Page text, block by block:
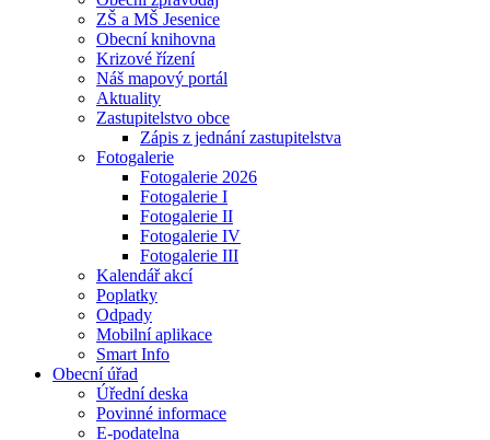
ZŠ a MŠ Jesenice
Obecní knihovna
Krizové řízení
Náš mapový portál
Aktuality
Zastupitelstvo obce
Zápis z jednání zastupitelstva
Fotogalerie
Fotogalerie 2026
Fotogalerie I
Fotogalerie II
Fotogalerie IV
Fotogalerie III
Kalendář akcí
Poplatky
Odpady
Mobilní aplikace
Smart Info
Obecní úřad
Úřední deska
Povinné informace
E-podatelna